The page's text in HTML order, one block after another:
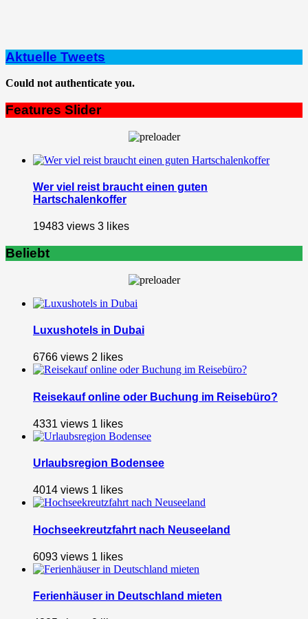
Aktuelle Tweets
Could not authenticate you.
Features Slider
Wer viel reist braucht einen guten
Hartschalenkoffer
19483 views 3 likes
Beliebt
Luxushotels in Dubai
6766 views 2 likes
Reisekauf online oder Buchung im Reisebüro?
4331 views 1 likes
Urlaubsregion Bodensee
4014 views 1 likes
Hochseekreutzfahrt nach Neuseeland
6093 views 1 likes
Ferienhäuser in Deutschland mieten